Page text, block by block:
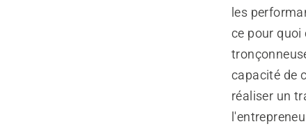
les
ce pour quoi
capacité de
réaliser un